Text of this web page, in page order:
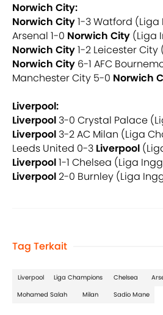
Norwich City:
Norwich City1-3 Watford
Arsenal 1-0 Norwich City (Liga
Norwich City1-2 Leicester
Norwich City 6-1 AFC
Manchester City 5-0 Norwich
Liverpool:
Liverpool 3-0 Crystal Palace
Liverpool 3-2 AC Milan (Liga
Leeds United 0-3 Liverpool
Liverpool1-1 Chelsea (Liga
Liverpool2-0 Burnley (Liga
Tag Terkait
Liverpool Liga Champions Chelsea
Mohamed Salah
Milan Sadio Mane